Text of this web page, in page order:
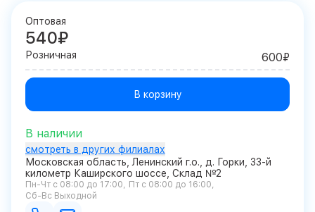
Оптовая
540₽
Розничная 600₽
В корзину
В наличии
смотреть в других филиалах
Московская область, Ленинский г.о., д. Горки, 33-й
километр Каширского шоссе, Склад №2
Пн-Чт с 08:00 до 17:00
Пт с 08:00 до 16:00
Сб-Вс Выходной